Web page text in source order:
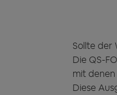
Sollte der
Die QS-
mit
Diese